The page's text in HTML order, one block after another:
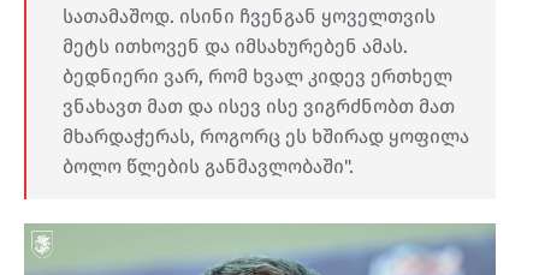
სათამაშოდ. ისინი ჩვენგან ყოველთვის
მეტს ითხოვენ და იმსახურებენ ამას.
ბედნიერი ვარ, რომ ხვალ კიდევ ერთხელ
ვნახავთ მათ და ისევ ისე ვიგრძნობთ მათ
მხარდაჭერას, როგორც ეს ხშირად ყოფილა
ბოლო წლების განმავლობაში".